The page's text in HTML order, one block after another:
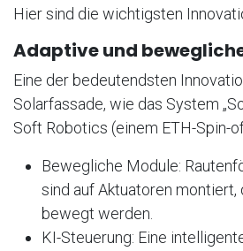
Hier sind die wichtigsten
Adaptive und
Eine der bedeutendsten
Solarfassade, wie das System
Soft Robotics (einem ETH-Spin-
Bewegliche Module:
sind auf Aktuatoren
bewegt werden.
KI-Steuerung: Eine